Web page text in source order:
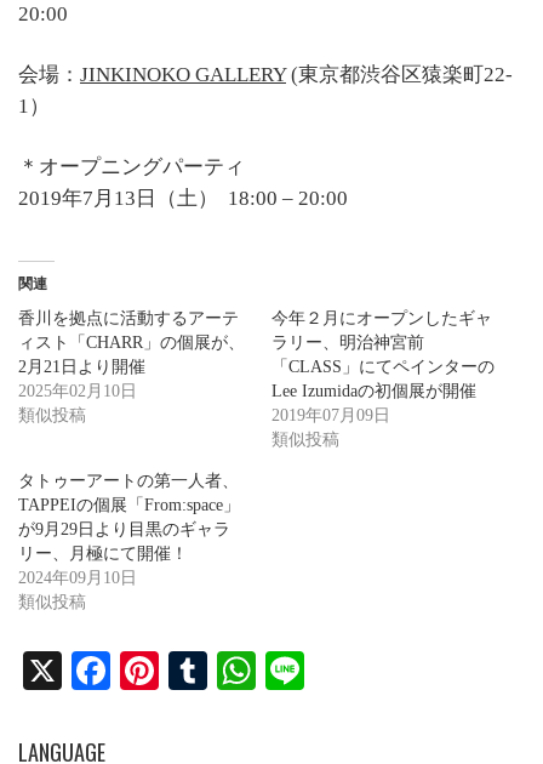
20:00
会場： JINKINOKO GALLERY(東京都渋谷区猿楽町22-
1）
＊オープニングパーティ
2019年7月13日（土） 18:00 – 20:00
関連
香川を拠点に活動するアーテ
ィスト「CHARR」の個展が、
2月21日より開催
2025年02月10日
類似投稿
今年２月にオープンしたギャ
ラリー、明治神宮前
「CLASS」にてペインターの
Lee Izumidaの初個展が開催
2019年07月09日
類似投稿
タトゥーアートの第一人者、
TAPPEIの個展「From:space」
が9月29日より目黒のギャラ
リー、月極にて開催！
2024年09月10日
類似投稿
X
Fa
Pi
T
W
LANGUAGE